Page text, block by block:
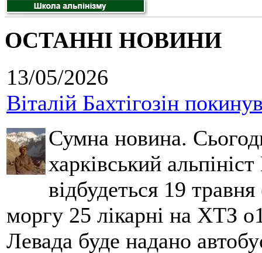
ОСТАННІ НОВИНИ
13/05/2026
Віталій Бахтігозін
Сумна новина.
харківський
відбудеться 19
моргу 25 лікарні на ХТЗ
Левада буде надано